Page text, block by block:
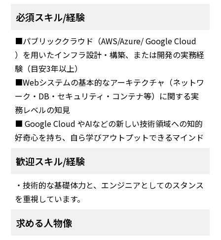
必須スキル/経験
■パブリッククラウド（AWS/Azure/ Google Cloud
）を用いたインフラ設計・構築、または開発の実務経
験（目安3年以上）
■Webシステムの基本的なアーキテクチャ（ネットワ
ーク・DB・セキュリティ・コンテナ等）に関する実
務レベルの知見
■ Google Cloud やAIなどの新しい技術領域への知的
好奇心を持ち、自ら学びアウトプットできるマインド
歓迎スキル/経験
・技術的な基礎体力と、エンジニアとしてのスタンス
を重視しています。
求める人物像